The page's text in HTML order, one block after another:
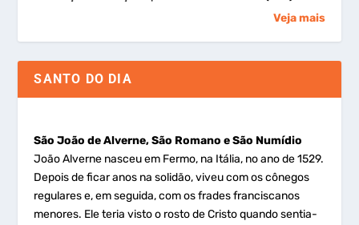
Veja mais
SANTO DO DIA
São João de Alverne, São Romano e São Numídio
João Alverne nasceu em Fermo, na Itália, no ano de 1529.
Depois de ficar anos na solidão, viveu com os cônegos
regulares e, em seguida, com os frades franciscanos
menores. Ele teria visto o rosto de Cristo quando sentia-